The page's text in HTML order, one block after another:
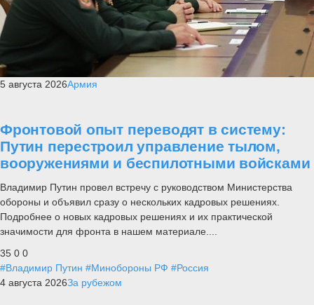
5 августа 2026Армия
Фронтовой опыт переводят в систему:
Путин перестроил управление тылом,
вооружениями и беспилотными войсками
Владимир Путин провел встречу с руководством Министерства
обороны и объявил сразу о нескольких кадровых решениях.
Подробнее о новых кадровых решениях и их практической
значимости для фронта в нашем материале....
35 0 0
#Владимир Путин #Минобороны РФ #Россия
4 августа 2026За рубежом